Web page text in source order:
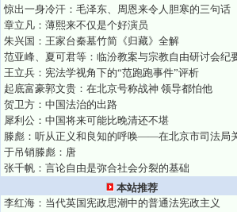
惊出一身冷汗：毛泽东、周恩来令人胆寒的三句话
章立凡：薄熙来不仅是个好演员
朱兴国：王家台秦墓竹简《归藏》全解
范亚峰、夏可君等：临汾教案与宗教自由研讨会纪
王立兵：宪法学视角下的“范跑跑事件”评析
起底富豪郭文贵：在北京号称战神 领导都怕他
贺卫方：中国法治的出路
犀利公：中国将来可能比晚清还不堪
滕彪：听从正义和良知的呼唤——在北京市司法局
于吊销滕彪：唐
张千帆：言论自由是弥合社会分裂的基础
本站推荐
李红海：当代英国宪政思潮中的普通法宪政主义